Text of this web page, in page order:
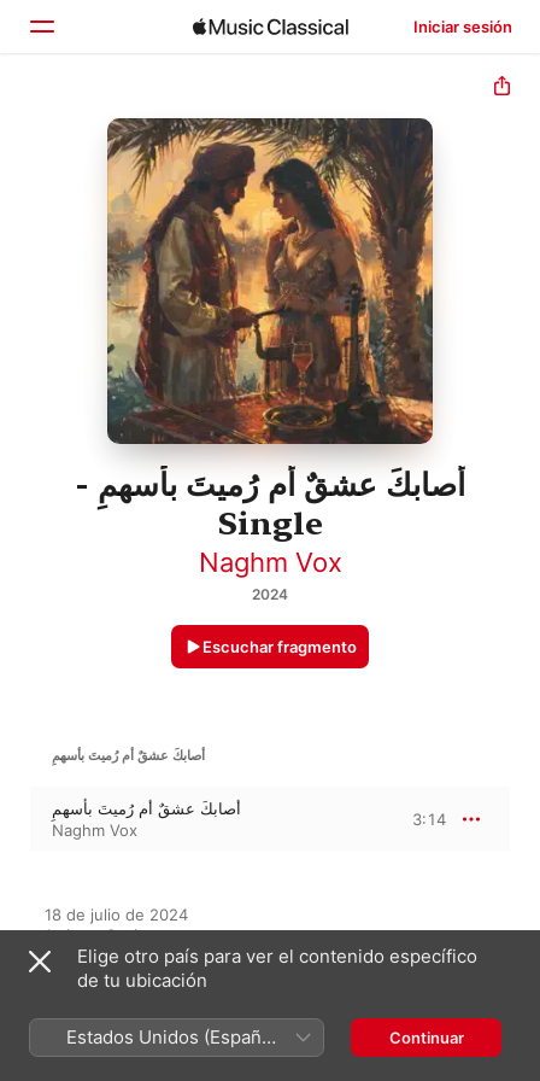
Iniciar sesión
Inicio
Explorar
Buscar
أصابكَ عشقٌ أم رُميتَ بأسهمِ -
Single
Naghm Vox
2024
Escuchar fragmento
أصابكَ عشقٌ أم رُميتَ بأسهمِ
أصابكَ عشقٌ أم رُميتَ بأسهمِ
Naghm Vox
3:14
18 de julio de 2024
1 pieza, 3 minutos
℗ 2024 Naghm Vox
En este álbum
Elige otro país para ver el contenido específico
de tu ubicación
Estados Unidos (Español
México)
Continuar